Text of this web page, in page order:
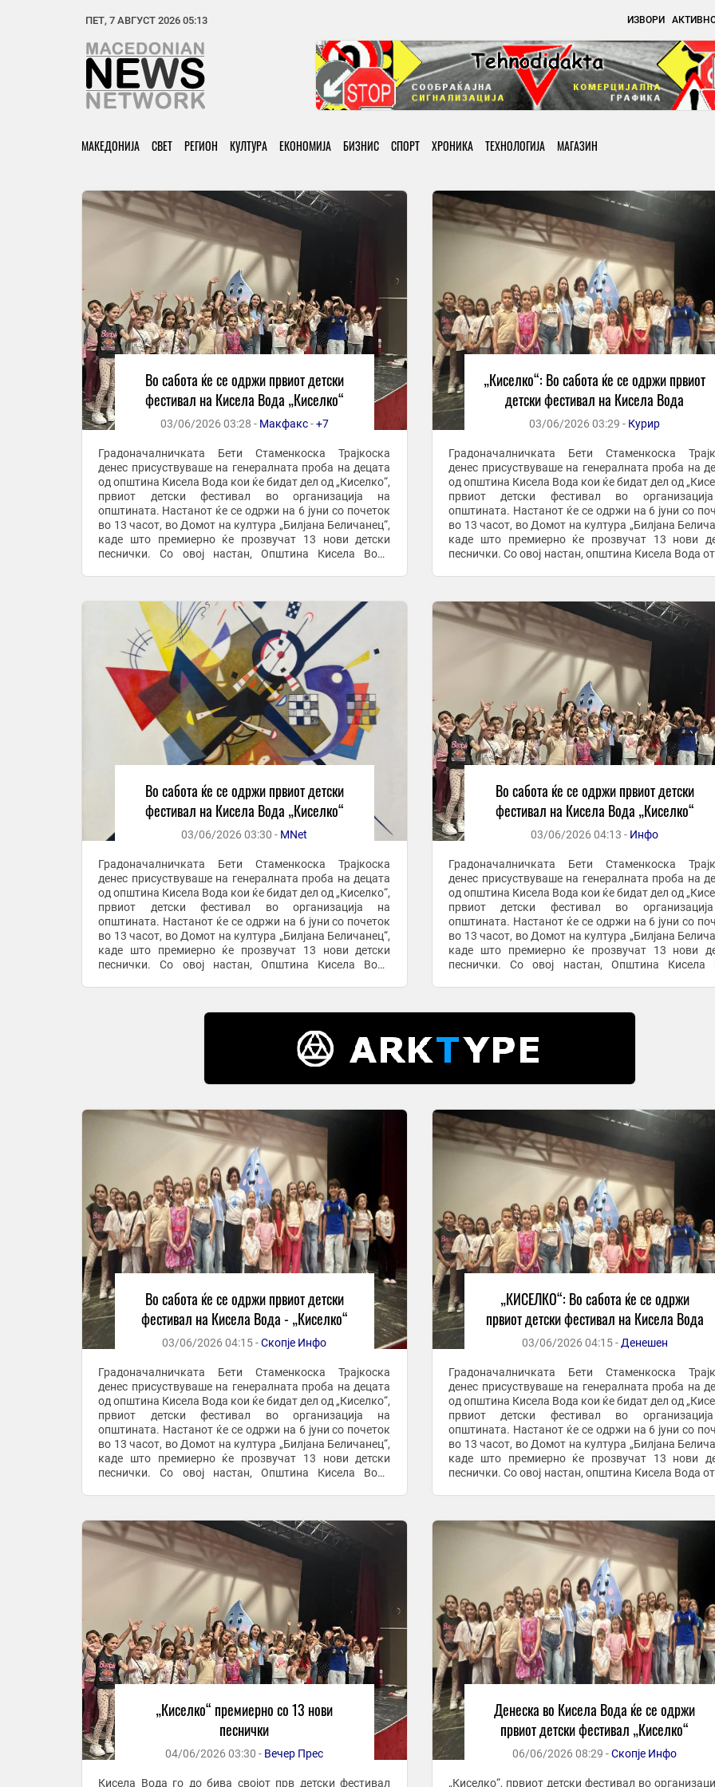
ПЕТ, 7 АВГУСТ 2026 05:13 ИЗВОРИ
МАКЕДОНИЈА СВЕТ РЕГИОН КУЛТУРА ЕКОНОМИЈА БИЗНИС СПОРТ ХРОНИКА ТЕХНОЛОГИЈА МАГАЗИН
Во сабота ќе се одржи првиот детски
фестивал на Кисела Вода „Киселко“
03/06/2026 03:28 - Макфакс-+7
Градоначалничката Бети Стаменкоска Трајкоска
денес присуствуваше на генералната проба на децата
од општина Кисела Вода кои ќе бидат дел од „Киселко“,
првиот детски фестивал во организација на
општината. Настанот ќе се одржи на 6 јуни со почеток
во 13 часот, во Домот на култура „Билјана Беличанец“,
каде што премиерно ќе прозвучат 13 нови детски
песнички. Со овој настан, Општина Кисела Вода
„Киселко“: Во сабота ќе се одржи првиот
детски фестивал на Кисела Вода
03/06/2026 03:29 - Курир
Градоначалничката Бети Стаменкоска
денес присуствуваше на генералната проба на
од општина Кисела Вода кои ќе бидат дел од
првиот детски фестивал во
општината. Настанот ќе се одржи на 6 јуни со
во 13 часот, во Домот на култура „Билјана
каде што премиерно ќе прозвучат 13 нови
песнички. Со овој настан, општина Кисела Вода
Во сабота ќе се одржи првиот детски
фестивал на Кисела Вода „Киселко“
03/06/2026 03:30 - MNet
Градоначалничката Бети Стаменкоска Трајкоска
денес присуствуваше на генералната проба на децата
од општина Кисела Вода кои ќе бидат дел од „Киселко“,
првиот детски фестивал во организација на
општината. Настанот ќе се одржи на 6 јуни со почеток
во 13 часот, во Домот на култура „Билјана Беличанец“,
каде што премиерно ќе прозвучат 13 нови детски
песнички. Со овој настан, Општина Кисела Вода
Во сабота ќе се одржи првиот детски
фестивал на Кисела Вода „Киселко“
03/06/2026 04:13 - Инфо
Градоначалничката Бети Стаменкоска
денес присуствуваше на генералната проба на
од општина Кисела Вода кои ќе бидат дел од
првиот детски фестивал во
општината. Настанот ќе се одржи на 6 јуни со
во 13 часот, во Домот на култура „Билјана
каде што премиерно ќе прозвучат 13 нови
песнички. Со овој настан, Општина Кисела
Во сабота ќе се одржи првиот детски
фестивал на Кисела Вода - „Киселко“
03/06/2026 04:15 -Скопје Инфо
Градоначалничката Бети Стаменкоска Трајкоска
денес присуствуваше на генералната проба на децата
од општина Кисела Вода кои ќе бидат дел од „Киселко“,
првиот детски фестивал во организација на
општината. Настанот ќе се одржи на 6 јуни со почеток
во 13 часот, во Домот на култура „Билјана Беличанец“,
каде што премиерно ќе прозвучат 13 нови детски
песнички. Со овој настан, Општина Кисела Вода
„КИСЕЛКО“: Во сабота ќе се одржи
првиот детски фестивал на Кисела Вода
03/06/2026 04:15 - Денешен
Градоначалничката Бети Стаменкоска
денес присуствуваше на генералната проба на
од општина Кисела Вода кои ќе бидат дел од
првиот детски фестивал во
општината. Настанот ќе се одржи на 6 јуни со
во 13 часот, во Домот на култура „Билјана
каде што премиерно ќе прозвучат 13 нови
песнички. Со овој настан, општина Кисела Вода
„Киселко“ премиерно со 13 нови
песнички
04/06/2026 03:30 - Вечер Прес
Кисела Вода го до бива својот прв детски фестивал
Денеска во Кисела Вода ќе се одржи
првиот детски фестивал „Киселко“
06/06/2026 08:29 -Скопје Инфо
„Киселко“, првиот детски фестивал во